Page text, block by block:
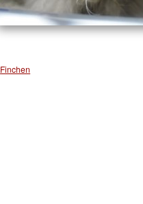
Finchen